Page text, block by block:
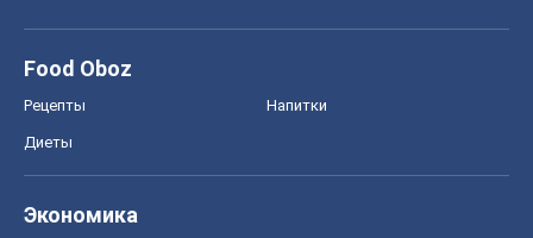
Food Oboz
Рецепты Напитки
Диеты
Экономика